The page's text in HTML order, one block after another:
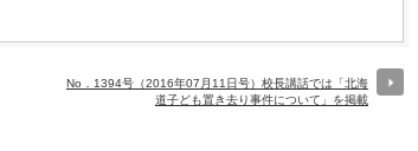
No．1394号（2016年07月11日号）校長講話では「北海
道子ども置き去り事件について」を掲載